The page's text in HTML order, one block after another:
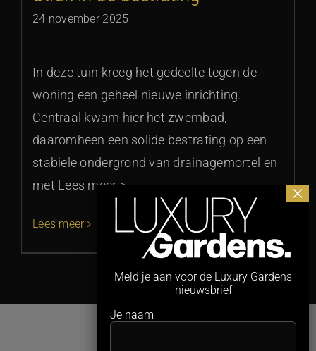
24 november 2025
In deze tuin kreeg het gedeelte tegen de
woning een geheel nieuwe inrichting.
Centraal kwam hier het zwembad,
daaromheen een solide bestrating op een
stabiele ondergrond van drainagemortel en
met Lees meer >
Lees meer
Meld je aan voor de Luxury Gardens
nieuwsbrief
Je naam